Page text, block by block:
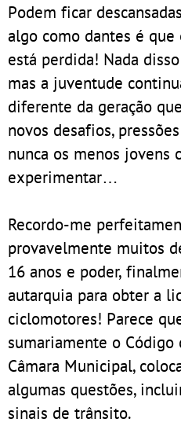
Podem ficar
algo como dantes é
está perdida! Nada
mas a juventude
diferente da geração
novos desafios,
nunca os menos jovens
experimentar…
Recordo-me
provavelmente muitos
16 anos e poder,
autarquia para obter a
ciclomotores! Parece
sumariamente o Código
Câmara Municipal,
algumas questões,
sinais de trânsito.